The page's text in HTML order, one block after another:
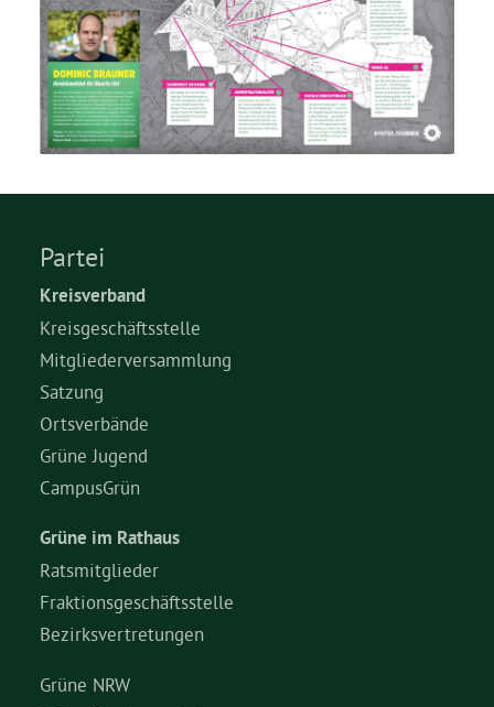
Partei
Kreisverband
Kreisgeschäftsstelle
Mitgliederversammlung
Satzung
Ortsverbände
Grüne Jugend
CampusGrün
Grüne im Rathaus
Ratsmitglieder
Fraktionsgeschäftsstelle
Bezirksvertretungen
Grüne NRW